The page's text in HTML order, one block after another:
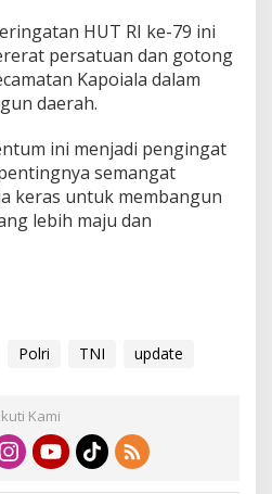
HUT RI ke-79 ini
persatuan dan gotong
Kapoiala dalam
daerah.
ini menjadi pengingat
semangat
keras untuk membangun
lebih maju dan
Polri TNI update
Ikuti Kami